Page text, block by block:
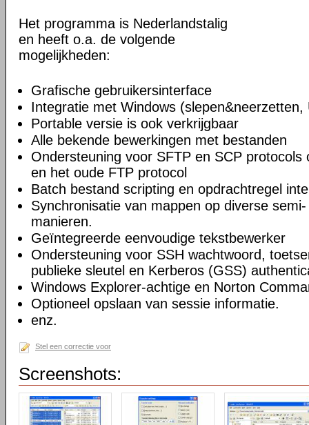
Het programma is Nederlandstalig
en heeft o.a. de volgende
mogelijkheden:
Grafische gebruikersinterface
Integratie met Windows (slepen&neerzetten,
Portable versie is ook verkrijgbaar
Alle bekende bewerkingen met bestanden
Ondersteuning voor SFTP en SCP protocols
en het oude FTP protocol
Batch bestand scripting en opdrachtregel
Synchronisatie van mappen op diverse
manieren.
Geïntegreerde eenvoudige tekstbewerker
Ondersteuning voor SSH wachtwoord,
publieke sleutel en Kerberos (GSS)
Windows Explorer-achtige en Norton
Optioneel opslaan van sessie informatie.
enz.
Stel een correctie voor
Screenshots: